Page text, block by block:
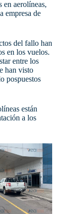
aerolíneas,
empresa de
del fallo han
en los vuelos.
entre los
han visto
pospuestos
están
a los